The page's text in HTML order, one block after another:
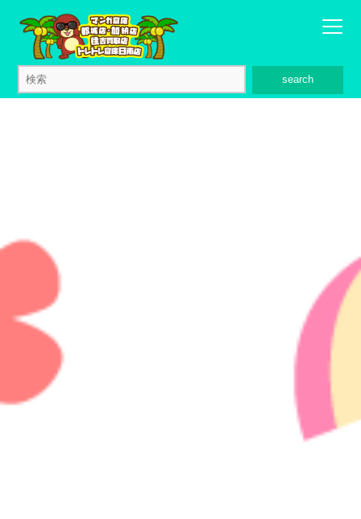
search